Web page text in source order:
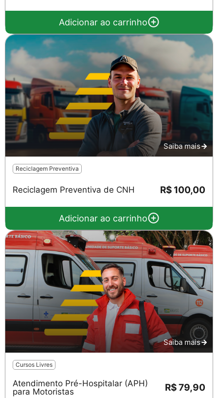
Adicionar ao carrinho
Saiba mais
Reciclagem Preventiva
Reciclagem Preventiva de CNH R$ 100,00
Adicionar ao carrinho
Saiba mais
Cursos Livres
Atendimento Pré-Hospitalar (APH)
para Motoristas
R$ 79,90